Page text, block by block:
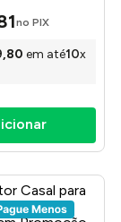
no PIX
,80 em até10x